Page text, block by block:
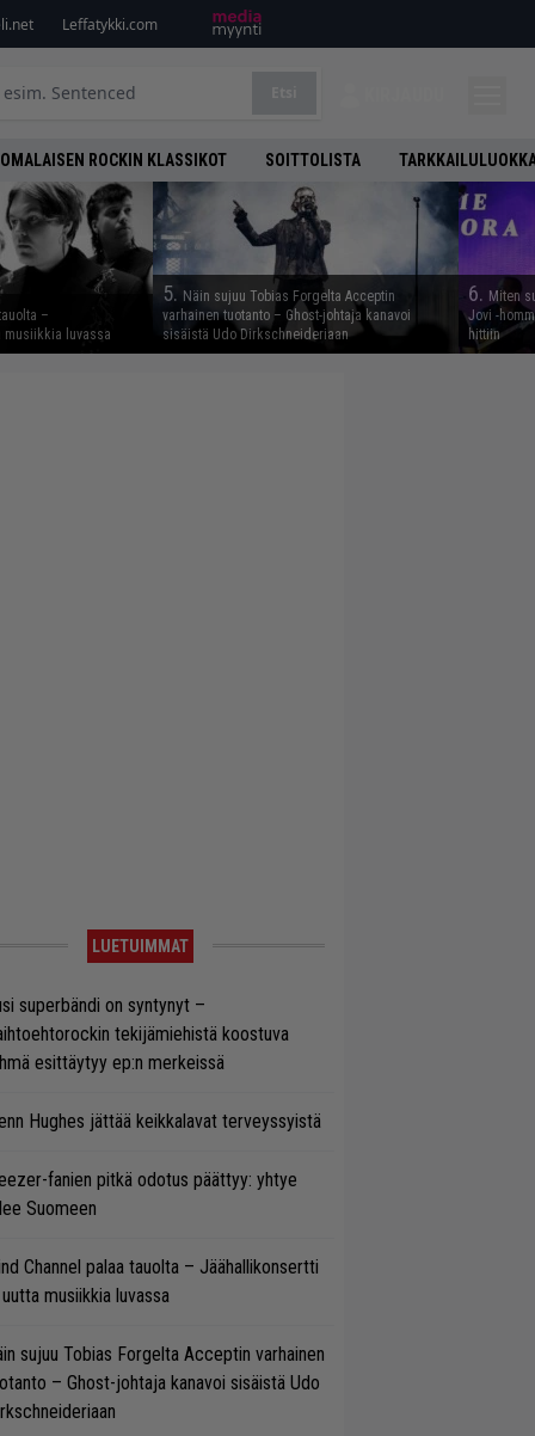
Leffatykki.com
ROCKIN KLASSIKOT SOITTOLISTA
–
musiikkia luvassa
5. Näin sujuu Tobias Forgelta Acceptin
varhainen tuotanto – Ghost-johtaja kanavoi
sisäistä Udo Dirkschneideriaan
6. Miten
Jovi -
hittiin
LUETUIMMAT
superbändi on syntynyt –
tekijämiehistä koostuva
esittäytyy ep:n merkeissä
Hughes jättää keikkalavat terveyssyistä
fanien pitkä odotus päättyy: yhtye
Suomeen
Channel palaa tauolta – Jäähallikonsertti
musiikkia luvassa
sujuu Tobias Forgelta Acceptin varhainen
– Ghost-johtaja kanavoi sisäistä Udo